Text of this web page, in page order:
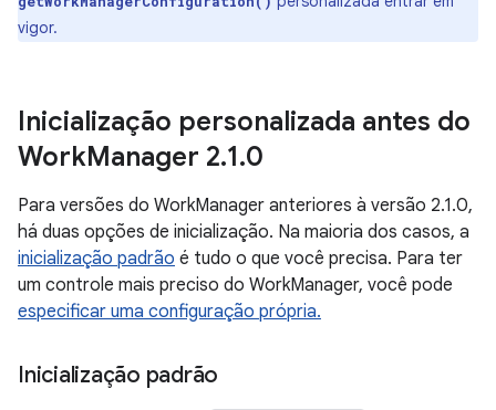
vigor.
Inicialização personalizada antes do
WorkManager 2.1.0
Para versões do WorkManager anteriores à versão 2.1.0,
há duas opções de inicialização. Na maioria dos casos, a
inicialização padrão é tudo o que você precisa. Para ter
um controle mais preciso do WorkManager, você pode
especificar uma configuração própria.
Inicialização padrão